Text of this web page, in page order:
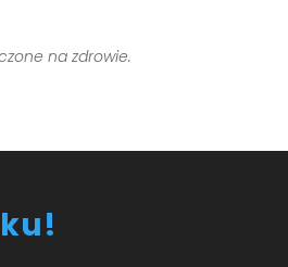
na zdrowie.